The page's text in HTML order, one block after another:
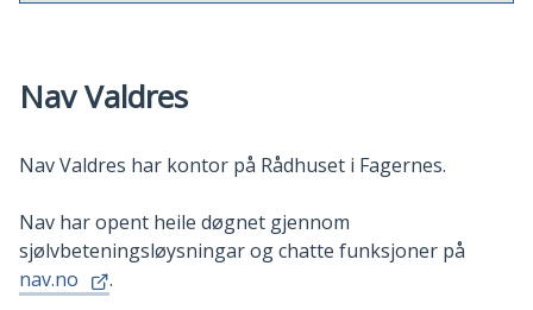
Nav Valdres
Nav Valdres har kontor på Rådhuset i Fagernes.
Nav har opent heile døgnet gjennom
sjølvbeteningsløysningar og chatte funksjoner på
nav.no
.